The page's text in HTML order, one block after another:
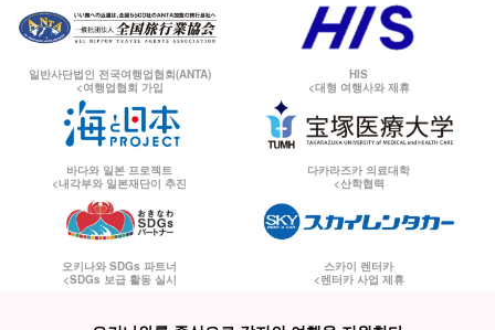
일반사단법인 전국여행업협회(ANTA)
<여행업협회 가입
HIS
<대형 여행사와 제휴
바다와 일본 프로젝트
<내각부와 일본재단이 추진
다카라즈카 의료대학
<산학협력
오키나와 SDGs 파트너
<SDGs 보급 활동 실시
스카이 렌터카
<렌터카 사업 제휴